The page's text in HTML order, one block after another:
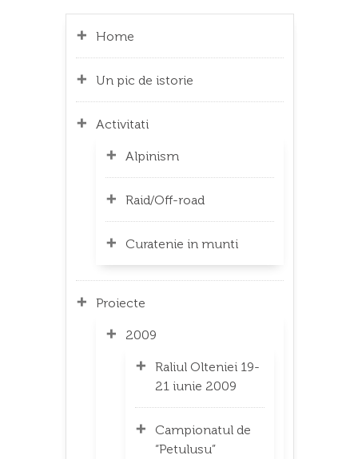
Home
Un pic de istorie
Activitati
Alpinism
Raid/Off-road
Curatenie in munti
Proiecte
2009
Raliul Olteniei 19-
21 iunie 2009
Campionatul de
“Petulusu”